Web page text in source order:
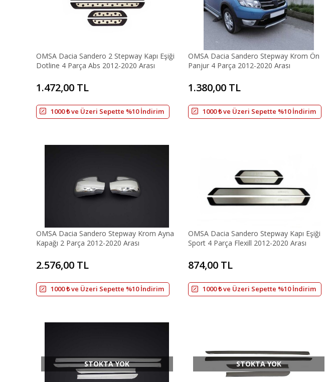
OMSA Dacia Sandero 2 Stepway Kapı Eşiği
Dotline 4 Parça Abs 2012-2020 Arası
1.472,00 TL
1000 ₺ ve Üzeri Sepette %10 İndirim
OMSA Dacia Sandero Stepway Krom Ön
Panjur 4 Parça 2012-2020 Arası
1.380,00 TL
1000 ₺ ve Üzeri Sepette %10 İndirim
OMSA Dacia Sandero Stepway Krom Ayna
Kapağı 2 Parça 2012-2020 Arası
2.576,00 TL
1000 ₺ ve Üzeri Sepette %10 İndirim
OMSA Dacia Sandero Stepway Kapı Eşiği
Sport 4 Parça Flexill 2012-2020 Arası
874,00 TL
1000 ₺ ve Üzeri Sepette %10 İndirim
STOKTA YOK STOKTA YOK